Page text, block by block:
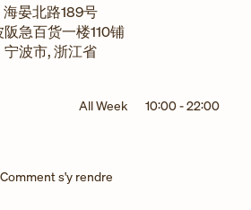
海晏北路189号
急百货一楼110铺
宁波市,浙江省
All Week 10:00-22:00
Comment s'y rendre